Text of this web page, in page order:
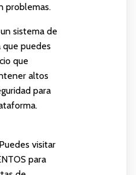
problemas.
sistema de
que puedes
que
altos
para
visitar
para